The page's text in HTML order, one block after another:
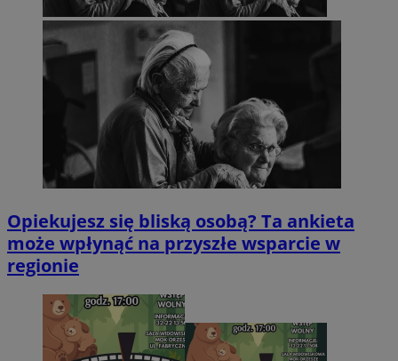
Opiekujesz się bliską osobą? Ta ankieta
może wpłynąć na przyszłe wsparcie w
regionie